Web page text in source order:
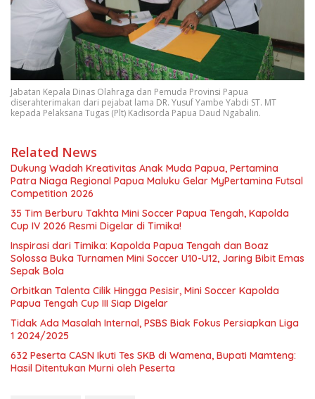
Jabatan Kepala Dinas Olahraga dan Pemuda Provinsi Papua
diserahterimakan dari pejabat lama DR. Yusuf Yambe Yabdi ST. MT
kepada Pelaksana Tugas (Plt) Kadisorda Papua Daud Ngabalin.
Related News
Dukung Wadah Kreativitas Anak Muda Papua, Pertamina
Patra Niaga Regional Papua Maluku Gelar MyPertamina Futsal
Competition 2026
35 Tim Berburu Takhta Mini Soccer Papua Tengah, Kapolda
Cup IV 2026 Resmi Digelar di Timika!
Inspirasi dari Timika: Kapolda Papua Tengah dan Boaz
Solossa Buka Turnamen Mini Soccer U10-U12, Jaring Bibit Emas
Sepak Bola
Orbitkan Talenta Cilik Hingga Pesisir, Mini Soccer Kapolda
Papua Tengah Cup III Siap Digelar
Tidak Ada Masalah Internal, PSBS Biak Fokus Persiapkan Liga
1 2024/2025
632 Peserta CASN Ikuti Tes SKB di Wamena, Bupati Mamteng:
Hasil Ditentukan Murni oleh Peserta